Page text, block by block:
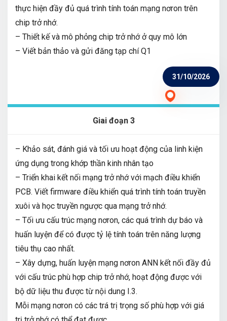
thực hiện đầy đủ quá trình tính toán mạng nơron trên
chip trở nhớ.
– Thiết kế và mô phỏng chip trở nhớ ở quy mô lớn
– Viết bản thảo và gửi đăng tạp chí Q1
31/10/2026
Giai đoạn 3
– Khảo sát, đánh giá và tối ưu hoạt động của linh kiện
ứng dụng trong khớp thần kinh nhân tạo
– Triển khai kết nối mạng trở nhớ với mạch điều khiển
PCB. Viết firmware điều khiển quá trình tính toán truyền
xuôi và học truyền ngược qua mạng trở nhớ.
– Tối ưu cấu trúc mạng nơron, các quá trình dự báo và
huấn luyện để có được tỷ lệ tính toán trên năng lượng
tiêu thụ cao nhất.
– Xây dựng, huấn luyện mạng nơron ANN kết nối đầy đủ
với cấu trúc phù hợp chip trở nhớ, hoạt động được với
bộ dữ liệu thu được từ nội dung I.3.
Mỗi mạng nơron có các trá trị trọng số phù hợp với giá